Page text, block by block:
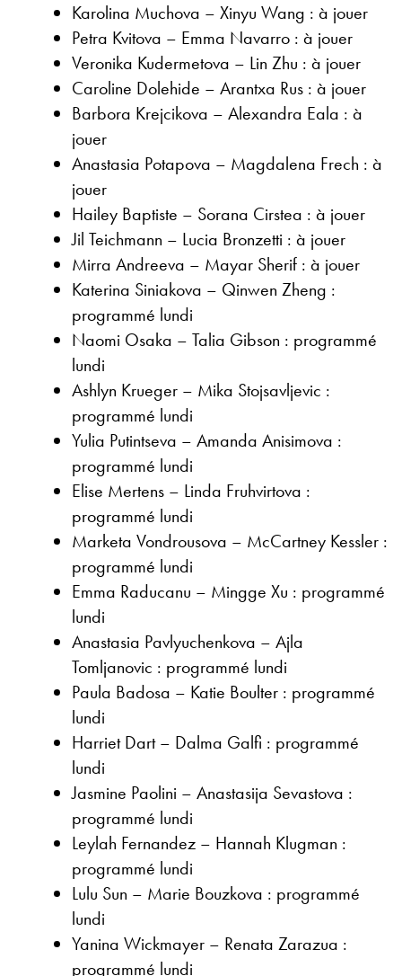
Karolina Muchova – Xinyu Wang : à jouer
Petra Kvitova – Emma Navarro : à jouer
Veronika Kudermetova – Lin Zhu : à jouer
Caroline Dolehide – Arantxa Rus : à jouer
Barbora Krejcikova – Alexandra Eala : à
jouer
Anastasia Potapova – Magdalena Frech : à
jouer
Hailey Baptiste – Sorana Cirstea : à jouer
Jil Teichmann – Lucia Bronzetti : à jouer
Mirra Andreeva – Mayar Sherif : à jouer
Katerina Siniakova – Qinwen Zheng :
programmé lundi
Naomi Osaka – Talia Gibson : programmé
lundi
Ashlyn Krueger – Mika Stojsavljevic :
programmé lundi
Yulia Putintseva – Amanda Anisimova :
programmé lundi
Elise Mertens – Linda Fruhvirtova :
programmé lundi
Marketa Vondrousova – McCartney Kessler :
programmé lundi
Emma Raducanu – Mingge Xu : programmé
lundi
Anastasia Pavlyuchenkova – Ajla
Tomljanovic : programmé lundi
Paula Badosa – Katie Boulter : programmé
lundi
Harriet Dart – Dalma Galfi : programmé
lundi
Jasmine Paolini – Anastasija Sevastova :
programmé lundi
Leylah Fernandez – Hannah Klugman :
programmé lundi
Lulu Sun – Marie Bouzkova : programmé
lundi
Yanina Wickmayer – Renata Zarazua :
programmé lundi